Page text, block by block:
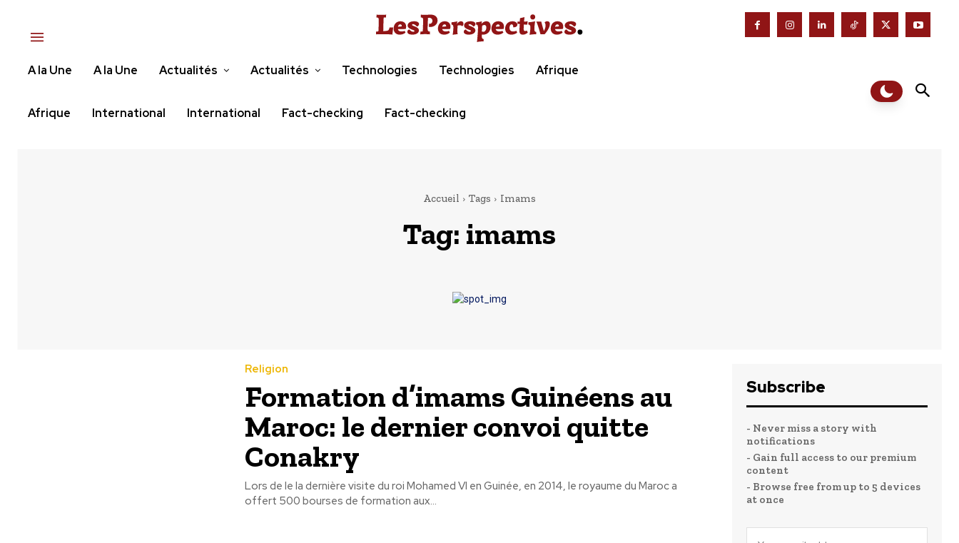
A la Une A la Une Actualités Actualités Technologies Technologies Afrique
Afrique International International Fact-checking Fact-checking
Accueil Tags Imams
Tag: imams
Religion
Formation d’imams Guinéens au
Maroc: le dernier convoi quitte
Conakry
Lors de le la dernière visite du roi Mohamed VI en Guinée, en 2014, le royaume du Maroc a
offert 500 bourses de formation aux...
Subscribe
- Never miss a story with
notifications
- Gain full access to our premium
content
- Browse free from up to 5 devices
at once